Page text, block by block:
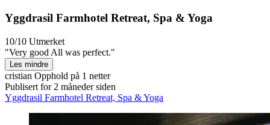
Yggdrasil Farmhotel Retreat, Spa & Yoga
10/10 Utmerket
"Very good All was perfect."
Les mindre
cristian Opphold på 1 netter
Publisert for 2 måneder siden
Yggdrasil Farmhotel Retreat, Spa & Yoga